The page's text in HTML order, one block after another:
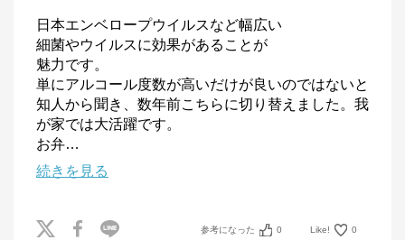
日本エンベロープウイルスなど幅広い
細菌やウイルスに効果があることが
魅力です。
単にアルコール度数が高いだけが良いのではないと
知人から聞き、数年前こちらに切り替えました。我
が家では大活躍です。
お弁…
続きを見る
参考になった 0 Like! 0